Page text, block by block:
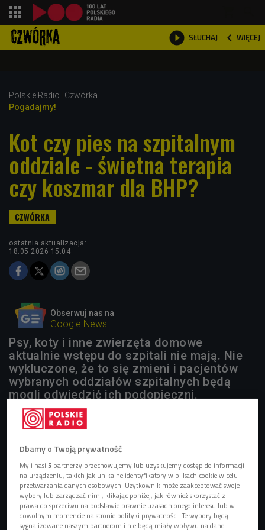
 SŁUCHAJ  WIĘCEJ

Polskie Radio
Czwórka
Pogadajmy!
Kot czy pies na szpitalnym
oddziale - świetna terapia
czy koszmar dla BHP?
ostatnia aktualizacja:
18.05.2026 15:04
Obserwuj nas na
Google News
Psy, koty i inne zwierzęta domowe
aktualnie wstępu do szpitali nie mają. Nie
wykluczone, że to się zmieni i pacjentów
wybranych oddziałów szpitalnych będą
mogli odwiedzić ich podopieczni.
Dbamy o Twoją prywatność
My i nasi5 partnerzy przechowujemy lub uzyskujemy dostęp do informacji
na urządzeniu, takich jak unikalne identyfikatory w plikach cookie w celu
przetwarzania danych osobowych. Użytkownik może zaakceptować swoje
wybory lub zarządzać nimi, klikając poniżej, jak również skorzystać z
prawa do sprzeciwu na podstawie prawnie uzasadnionego interesu lub w
dowolnym momencie na stronie polityki prywatności. Te wybory będą
sygnalizowane naszym partnerom i nie będą miały wpływu na dane